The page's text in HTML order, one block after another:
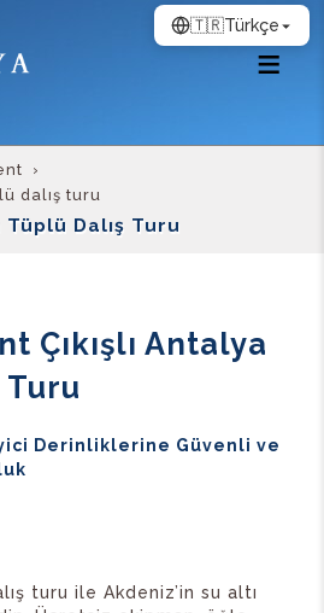
dalış turu
Tüplü Dalış Turu
Çıkışlı Antalya
Turu
Derinliklerine Güvenli ve
turu ile Akdeniz’in su altı
🇹🇷Türkçe